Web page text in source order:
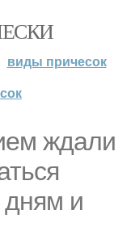
виды причесок
ждали
и